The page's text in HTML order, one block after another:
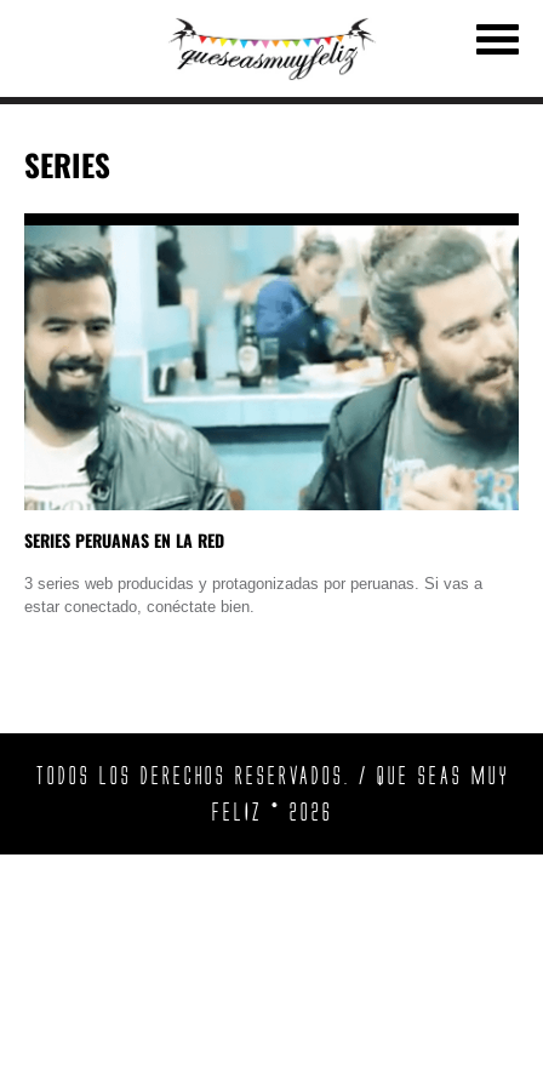
SERIES
SERIES PERUANAS EN LA RED
3 series web producidas y protagonizadas por peruanas. Si vas a
estar conectado, conéctate bien.
TODOS LOS DERECHOS RESERVADOS. / QUE SEAS MUY
FELIZ © 2026